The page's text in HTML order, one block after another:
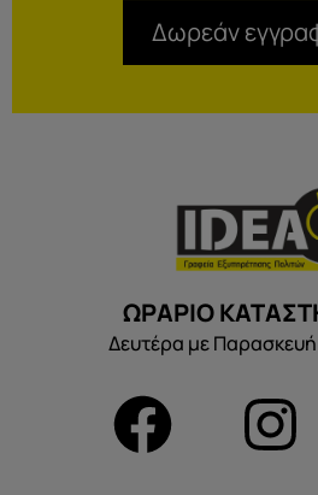
Δωρεάν
ΩΡΑΡΙΟ
Δευτέρα με